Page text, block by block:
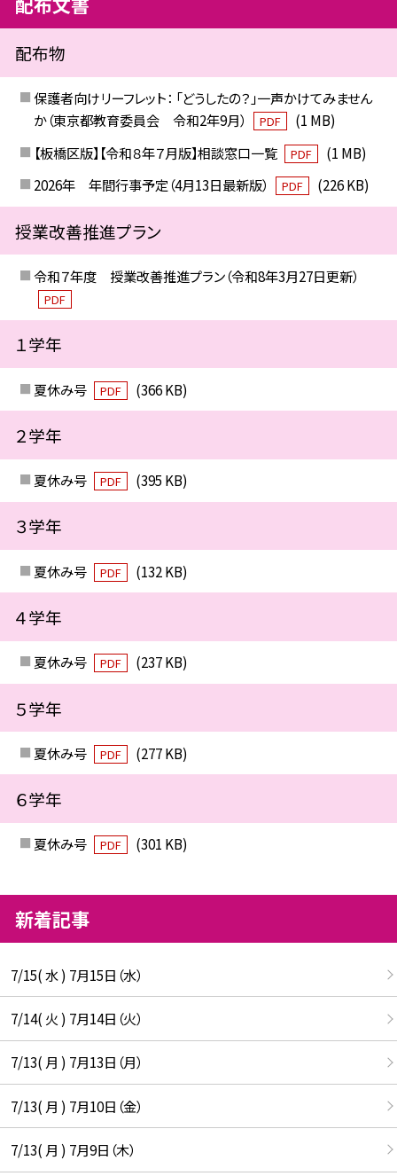
配布物
保護者向けリーフレット： 「どうしたの？」一声かけてみません
か（東京都教育委員会 令和2年9月）
PDF
(1 MB)
【板橋区版】【令和８年７月版】相談窓口一覧
PDF
(1 MB)
2026年 年間行事予定（4月13日最新版）
PDF (226 KB)
授業改善推進プラン
令和７年度 授業改善推進プラン（令和8年3月27日更新）
PDF
１学年
夏休み号 PDF (366 KB)
２学年
夏休み号 PDF (395 KB)
３学年
夏休み号 PDF (132 KB)
４学年
夏休み号 PDF (237 KB)
５学年
夏休み号 PDF (277 KB)
６学年
夏休み号 PDF (301 KB)
新着記事
7/15( 水 ) 7月15日（水）
7/14( 火 ) 7月14日（火）
7/13( 月 ) 7月13日（月）
7/13( 月 ) 7月10日（金）
7/13( 月 ) 7月9日（木）